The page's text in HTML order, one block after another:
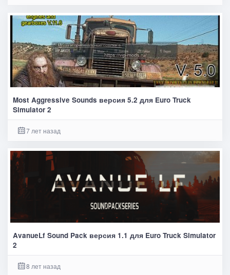
Most Aggressive Sounds версия 5.2 для Euro Truck
Simulator 2
7 лет назад
AvanueLf Sound Pack версия 1.1 для Euro Truck Simulator
2
8 лет назад